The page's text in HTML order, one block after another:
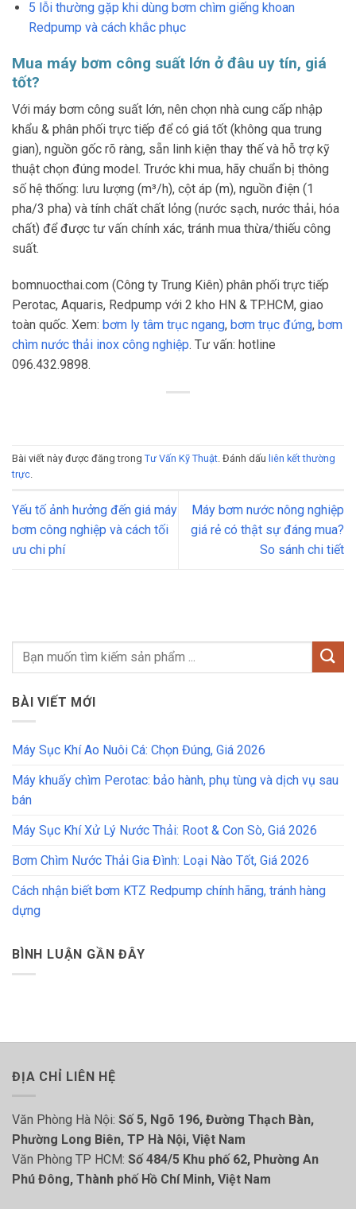
5 lỗi thường gặp khi dùng bơm chìm giếng khoan
Redpump và cách khắc phục
Mua máy bơm công suất lớn ở đâu uy tín, giá
tốt?
Với máy bơm công suất lớn, nên chọn nhà cung cấp nhập
khẩu & phân phối trực tiếp để có giá tốt (không qua trung
gian), nguồn gốc rõ ràng, sẵn linh kiện thay thế và hỗ trợ kỹ
thuật chọn đúng model. Trước khi mua, hãy chuẩn bị thông
số hệ thống: lưu lượng (m³/h), cột áp (m), nguồn điện (1
pha/3 pha) và tính chất chất lỏng (nước sạch, nước thải, hóa
chất) để được tư vấn chính xác, tránh mua thừa/thiếu công
suất.
bomnuocthai.com (Công ty Trung Kiên) phân phối trực tiếp
Perotac, Aquaris, Redpump với 2 kho HN & TP.HCM, giao
toàn quốc. Xem: bơm ly tâm trục ngang, bơm trục đứng, bơm
chìm nước thải inox công nghiệp. Tư vấn: hotline
096.432.9898.
Bài viết này được đăng trong Tư Vấn Kỹ Thuật. Đánh dấu liên kết thường
trực.
Yếu tố ảnh hưởng đến giá máy
bơm công nghiệp và cách tối
ưu chi phí
Máy bơm nước nông nghiệp
giá rẻ có thật sự đáng mua?
So sánh chi tiết
BÀI VIẾT MỚI
Máy Sục Khí Ao Nuôi Cá: Chọn Đúng, Giá 2026
Máy khuấy chìm Perotac: bảo hành, phụ tùng và dịch vụ sau
bán
Máy Sục Khí Xử Lý Nước Thải: Root & Con Sò, Giá 2026
Bơm Chìm Nước Thải Gia Đình: Loại Nào Tốt, Giá 2026
Cách nhận biết bơm KTZ Redpump chính hãng, tránh hàng
dựng
BÌNH LUẬN GẦN ĐÂY
ĐỊA CHỈ LIÊN HỆ
Văn Phòng Hà Nội: Số 5, Ngõ 196, Đường Thạch Bàn,
Phường Long Biên, TP Hà Nội, Việt Nam
Văn Phòng TP HCM: Số 484/5 Khu phố 62, Phường An
Phú Đông, Thành phố Hồ Chí Minh, Việt Nam